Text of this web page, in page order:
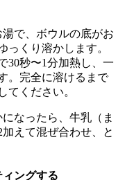
で、ボウルの底がお
っくり溶かします。
30秒〜1分加熱し、一
。完全に溶けるまで
てください。
なったら、牛乳（ま
えて混ぜ合わせ、と
ングする